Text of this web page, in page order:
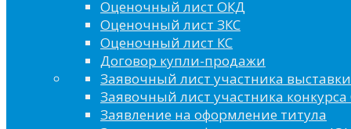
Оценочный лист ОКД
Оценочный лист ЗКС
Оценочный лист КС
Договор купли-продажи
Заявочный лист участника выставки
Заявочный лист участника конкурса
Заявление на оформление титула